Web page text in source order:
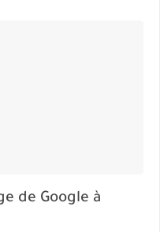
de Google à